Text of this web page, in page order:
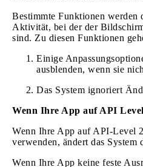
Bestimmte Funktionen werden
Aktivität, bei der der
sind. Zu diesen Funktionen
Einige
ausblenden, wenn sie
Das System ignoriert
Wenn Ihre App auf API
Wenn Ihre App auf API-Level
verwenden, ändert das
Wenn Ihre App keine feste